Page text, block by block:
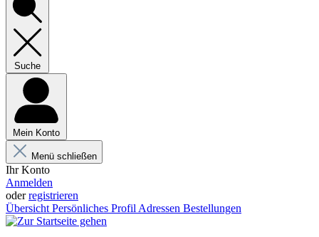
Suche
Mein Konto
Menü schließen
Ihr Konto
Anmelden
oderregistrieren
Übersicht Persönliches Profil Adressen Bestellungen